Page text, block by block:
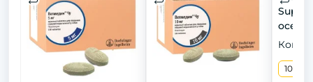
100 г